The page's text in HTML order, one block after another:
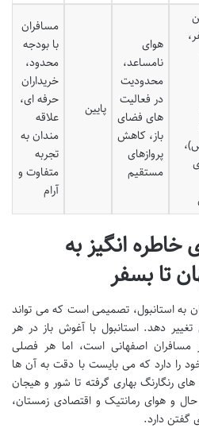
هوای
نامساعد،
محدودیت
در فعالیت
های فضای
باز، کاهش
پروازهای
مستقیم
پایین
مسافران
با بودجه
محدود،
خریداران
حرفه ای،
علاقه
مندان به
تجربه
متفاوت و
آرام
انگیز به
تا بسفر
به استانبول، تصمیمی است که می تواند
دهد. استانبول با آغوش باز در هر
مسافران اصفهانی است، اما هر فصلی
دارد که می بایست با دقت به آن ها
رنگارنگ بهاری گرفته تا شور و هیجان
و هوای رمانتیک و اقتصادی زمستان،
گفتن دارد.